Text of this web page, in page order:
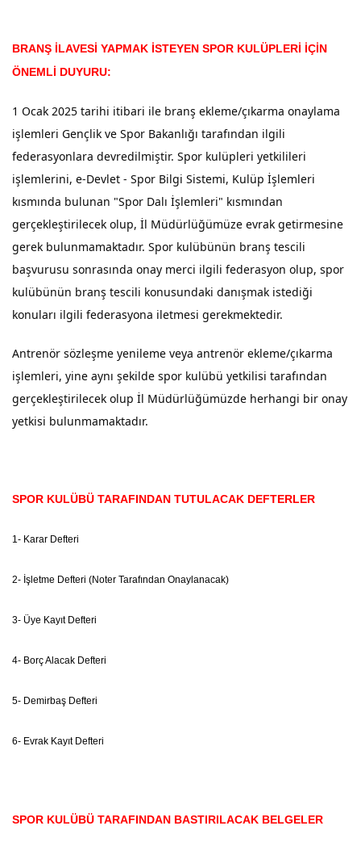
BRANŞ İLAVESİ YAPMAK İSTEYEN SPOR KULÜPLERİ İÇİN
ÖNEMLİ DUYURU:
1 Ocak 2025 tarihi itibari ile branş ekleme/çıkarma onaylama
işlemleri Gençlik ve Spor Bakanlığı tarafından ilgili
federasyonlara devredilmiştir. Spor kulüpleri yetkilileri
işlemlerini, e-Devlet - Spor Bilgi Sistemi, Kulüp İşlemleri
kısmında bulunan "Spor Dalı İşlemleri" kısmından
gerçekleştirilecek olup, İl Müdürlüğümüze evrak getirmesine
gerek bulunmamaktadır. Spor kulübünün branş tescili
başvurusu sonrasında onay merci ilgili federasyon olup, spor
kulübünün branş tescili konusundaki danışmak istediği
konuları ilgili federasyona iletmesi gerekmektedir.
Antrenör sözleşme yenileme veya antrenör ekleme/çıkarma
işlemleri, yine aynı şekilde spor kulübü yetkilisi tarafından
gerçekleştirilecek olup İl Müdürlüğümüzde herhangi bir onay
yetkisi bulunmamaktadır.
SPOR KULÜBÜ TARAFINDAN TUTULACAK DEFTERLER
1- Karar Defteri
2- İşletme Defteri (Noter Tarafından Onaylanacak)
3- Üye Kayıt Defteri
4- Borç Alacak Defteri
5- Demirbaş Defteri
6- Evrak Kayıt Defteri
SPOR KULÜBÜ TARAFINDAN BASTIRILACAK BELGELER